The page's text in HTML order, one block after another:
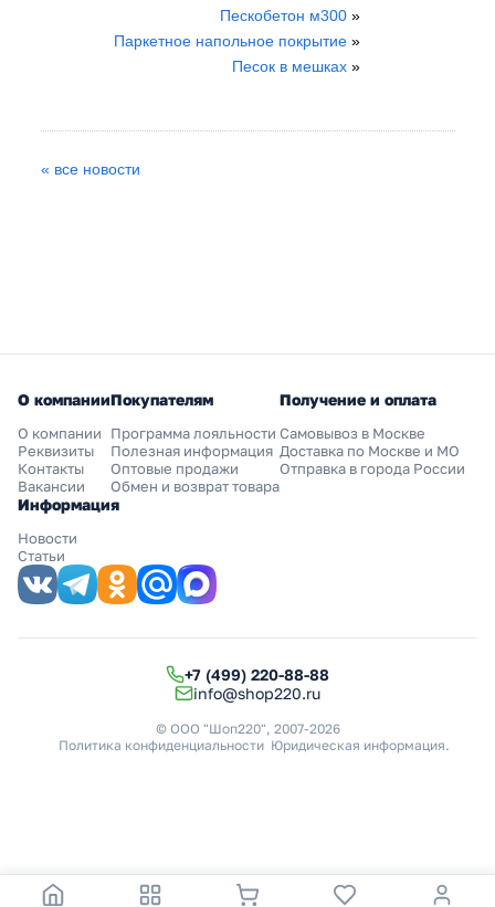
Пескобетон м300»
Паркетное напольное покрытие»
Песок в мешках»
« все новости
О компании
О компании
Реквизиты
Контакты
Вакансии
Покупателям
Программа лояльности
Полезная информация
Оптовые продажи
Обмен и возврат товара
Получение и оплата
Самовывоз в Москве
Доставка по Москве и МО
Отправка в города России
Информация
Новости
Статьи
+7 (499) 220-88-88
info@shop220.ru
© ООО "Шоп220", 2007-2026
Политика конфиденциальности Юридическая информация.